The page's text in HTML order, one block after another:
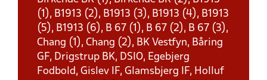
(1), B1913 (2), B1913 (3), B1913 (4), B1913
(5), B1913 (6), B 67 (1), B 67 (2), B 67 (3),
Chang (1), Chang (2), BK Vestfyn, Båring
GF, Drigstrup BK, DSIO, Egebjerg
Fodbold, Gislev IF, Glamsbjerg IF, Holluf